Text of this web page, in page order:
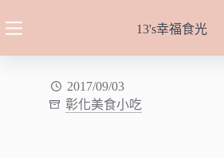
至
13's幸福食光
2017/09/03
彰化美食小吃